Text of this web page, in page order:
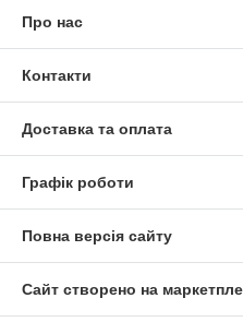
Про нас
Контакти
Доставка та оплата
Графік роботи
Повна версія сайту
Сайт створено на